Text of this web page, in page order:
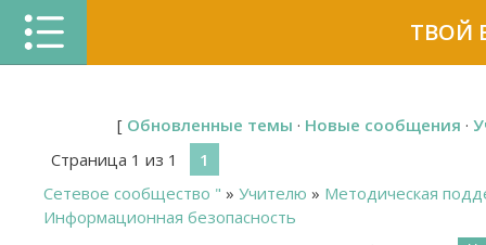
ТВОЙ
[ Обновленные темы · Новые сообщения ·
Страница 1 из 1
1
Сетевое сообщество " » Учителю » Методическая
Информационная безопасность